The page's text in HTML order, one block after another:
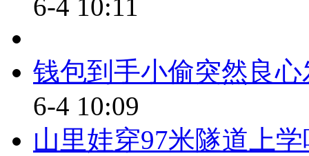
事业的建立，最重要的一点就
必须在制度化和专业化改革上下
监委的种种问题，他将有下一步
促进红会、社监委不断地改革、
二 中新记者眼
6-4 10:11
钱包到手小偷突然良
6-4 10:09
山里娃穿97米隧道上